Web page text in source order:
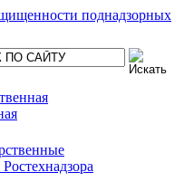
поднадзорных